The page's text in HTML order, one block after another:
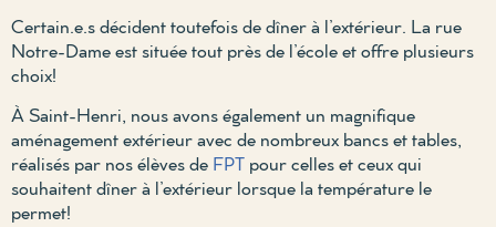
Certain.e.s décident toutefois de dîner à l’extérieur. La rue
Notre-Dame est située tout près de l’école et offre plusieurs
choix!
À Saint-Henri, nous avons également un magnifique
aménagement extérieur avec de nombreux bancs et tables,
réalisés par nos élèves de FPT pour celles et ceux qui
souhaitent dîner à l’extérieur lorsque la température le
permet!